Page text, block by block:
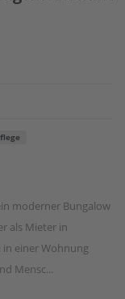
moderner Bungalow
als Mieter in
einer Wohnung
Mensc...